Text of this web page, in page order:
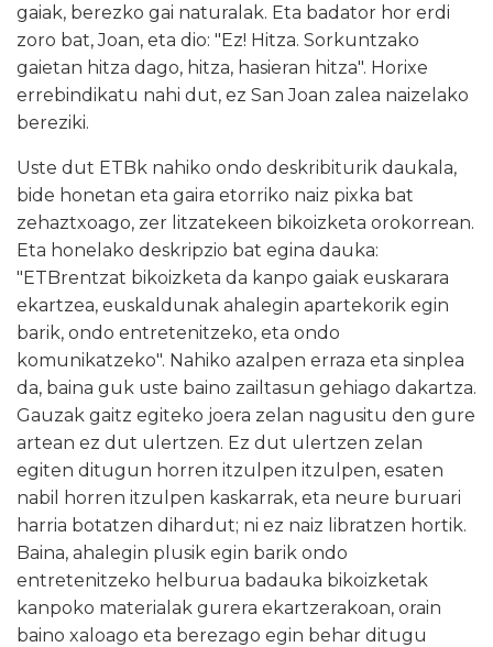
gaiak, berezko gai naturalak. Eta badator hor erdi
zoro bat, Joan, eta dio: "Ez! Hitza. Sorkuntzako
gaietan hitza dago, hitza, hasieran hitza". Horixe
errebindikatu nahi dut, ez San Joan zalea naizelako
bereziki.
Uste dut ETBk nahiko ondo deskribiturik daukala,
bide honetan eta gaira etorriko naiz pixka bat
zehaztxoago, zer litzatekeen bikoizketa orokorrean.
Eta honelako deskripzio bat egina dauka:
"ETBrentzat bikoizketa da kanpo gaiak euskarara
ekartzea, euskaldunak ahalegin apartekorik egin
barik, ondo entretenitzeko, eta ondo
komunikatzeko". Nahiko azalpen erraza eta sinplea
da, baina guk uste baino zailtasun gehiago dakartza.
Gauzak gaitz egiteko joera zelan nagusitu den gure
artean ez dut ulertzen. Ez dut ulertzen zelan
egiten ditugun horren itzulpen itzulpen, esaten
nabil horren itzulpen kaskarrak, eta neure buruari
harria botatzen dihardut; ni ez naiz libratzen hortik.
Baina, ahalegin plusik egin barik ondo
entretenitzeko helburua badauka bikoizketak
kanpoko materialak gurera ekartzerakoan, orain
baino xaloago eta berezago egin behar ditugu